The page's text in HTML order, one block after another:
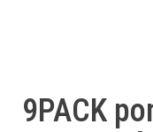
9PACK